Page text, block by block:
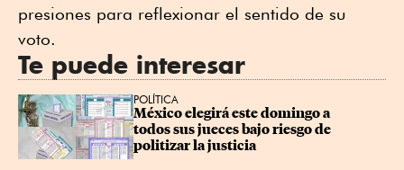
presiones para reflexionar el sentido de su
voto.
Te puede interesar
POLÍTICA
México elegirá este domingo a
todos sus jueces bajo riesgo de
politizar la justicia